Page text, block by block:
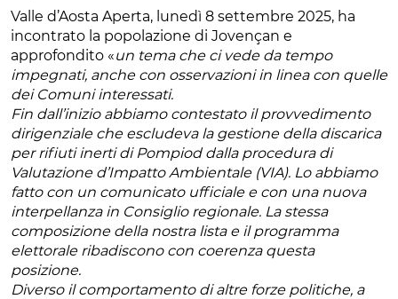
Valle d’Aosta Aperta, lunedì 8 settembre 2025, ha
incontrato la popolazione di Jovençan e
approfondito «un tema che ci vede da tempo
impegnati, anche con osservazioni in linea con quelle
dei Comuni interessati.
Fin dall’inizio abbiamo contestato il provvedimento
dirigenziale che escludeva la gestione della discarica
per rifiuti inerti di Pompiod dalla procedura di
Valutazione d’Impatto Ambientale (VIA). Lo abbiamo
fatto con un comunicato ufficiale e con una nuova
interpellanza in Consiglio regionale. La stessa
composizione della nostra lista e il programma
elettorale ribadiscono con coerenza questa
posizione.
Diverso il comportamento di altre forze politiche, a